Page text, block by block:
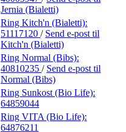
Jernia (Bialetti)
Ring Kitch'n (Bialetti):
51117120 / Send e-post til
Kitch'n (Bialetti)
Ring Normal (Bibs):
40810235 / Send e-post til
Normal (Bibs)
Ring Sunkost (Bio Life):
64859044
Ring VITA (Bio Life):
64876211